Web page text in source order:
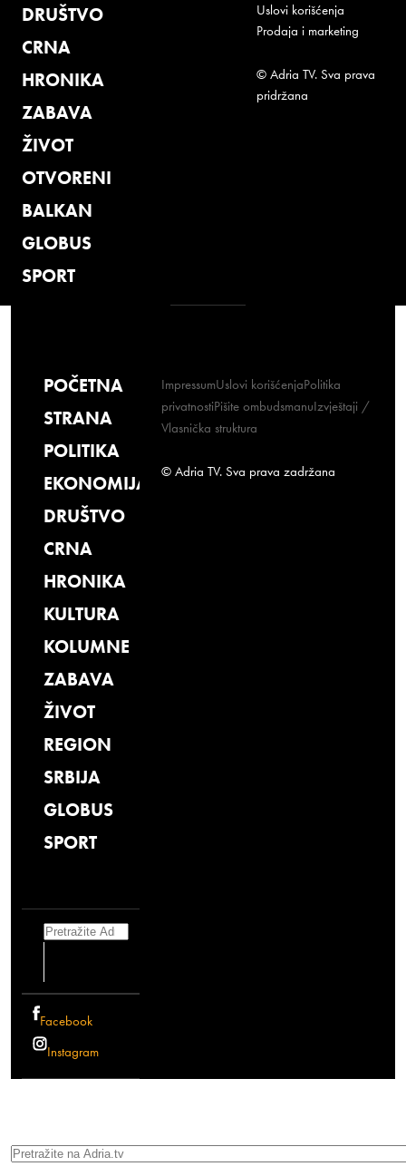
DRUŠTVO
CRNA
HRONIKA
ZABAVA
ŽIVOT
OTVORENI
BALKAN
GLOBUS
SPORT
Uslovi korišćenja
Prodaja i marketing
© Adria TV. Sva prava
pridržana
POČETNA
STRANA
POLITIKA
EKONOMIJA
DRUŠTVO
CRNA
HRONIKA
KULTURA
KOLUMNE
ZABAVA
ŽIVOT
REGION
SRBIJA
GLOBUS
SPORT
Search
Facebook
Instagram
ImpressumUslovi korišćenjaPolitika
privatnostiPišite ombudsmanuIzvještaji /
Vlasnička struktura
© Adria TV. Sva prava zadržana
Search